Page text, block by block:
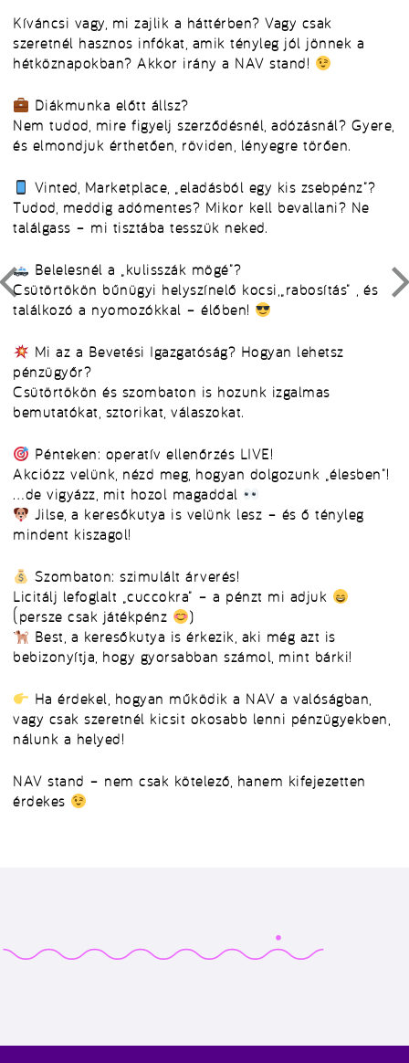
Kíváncsi vagy, mi zajlik a háttérben? Vagy csak
szeretnél hasznos infókat, amik tényleg jól jönnek a
hétköznapokban? Akkor irány a NAV stand!
Diákmunka előtt állsz?
Nem tudod, mire figyelj szerződésnél, adózásnál? Gyere,
és elmondjuk érthetően, röviden, lényegre törően.
Vinted, Marketplace, „eladásból egy kis zsebpénz”?
Tudod, meddig adómentes? Mikor kell bevallani? Ne
találgass – mi tisztába tesszük neked.
Belelesnél a „kulisszák mögé”?
Csütörtökön bűnügyi helyszínelő kocsi,„rabosítás” , és
találkozó a nyomozókkal – élőben!
Mi az a Bevetési Igazgatóság? Hogyan lehetsz
pénzügyőr?
Csütörtökön és szombaton is hozunk izgalmas
bemutatókat, sztorikat, válaszokat.
Pénteken: operatív ellenőrzés LIVE!
Akciózz velünk, nézd meg, hogyan dolgozunk „élesben”!
…de vigyázz, mit hozol magaddal
Jilse, a keresőkutya is velünk lesz – és ő tényleg
mindent kiszagol!
Szombaton: szimulált árverés!
Licitálj lefoglalt „cuccokra” – a pénzt mi adjuk
(persze csak játékpénz
)
Best, a keresőkutya is érkezik, aki még azt is
bebizonyítja, hogy gyorsabban számol, mint bárki!
Ha érdekel, hogyan működik a NAV a valóságban,
vagy csak szeretnél kicsit okosabb lenni pénzügyekben,
nálunk a helyed!
NAV stand – nem csak kötelező, hanem kifejezetten
érdekes